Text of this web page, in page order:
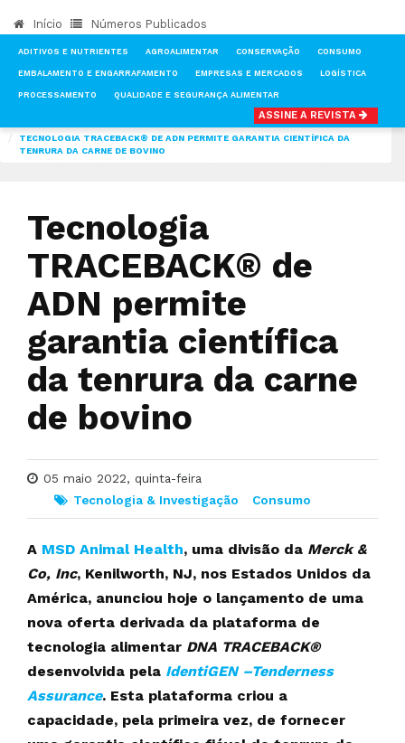
Início Números Publicados
ADITIVOS E NUTRIENTES AGROALIMENTAR CONSERVAÇÃO CONSUMO
EMBALAMENTO E ENGARRAFAMENTO EMPRESAS E MERCADOS LOGÍSTICA
PROCESSAMENTO QUALIDADE E SEGURANÇA ALIMENTAR
ASSINE A REVISTA
TECNOLOGIA & INVESTIGAÇÃO
TECNOLOGIA TRACEBACK® DE ADN PERMITE GARANTIA CIENTÍFICA DA
TENRURA DA CARNE DE BOVINO
Tecnologia
TRACEBACK® de
ADN permite
garantia científica
da tenrura da carne
de bovino
05 maio 2022, quinta-feira
Tecnologia & Investigação
Consumo
A MSD Animal Health, uma divisão da Merck &
Co, Inc, Kenilworth, NJ, nos Estados Unidos da
América, anunciou hoje o lançamento de uma
nova oferta derivada da plataforma de
tecnologia alimentar DNA TRACEBACK®
desenvolvida pela IdentiGEN –Tenderness
Assurance. Esta plataforma criou a
capacidade, pela primeira vez, de fornecer